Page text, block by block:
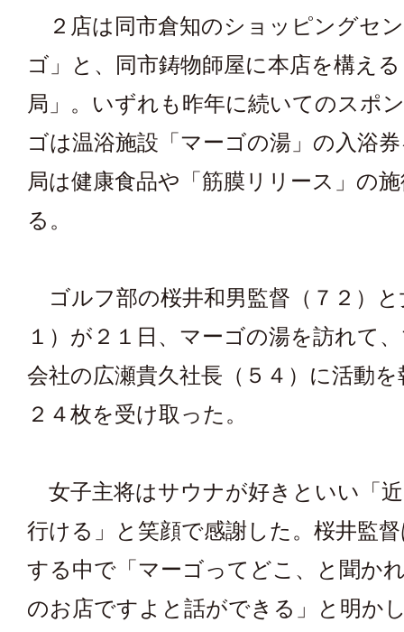
２店は同市倉知のショッピングセ
ゴ」と、同市鋳物師屋に本店を構え
局」。いずれも昨年に続いてのスポ
ゴは温浴施設「マーゴの湯」の入浴
局は健康食品や「筋膜リリース」の
る。
ゴルフ部の桜井和男監督（７２）と
１）が２１日、マーゴの湯を訪れて
会社の広瀬貴久社長（５４）に活動
２４枚を受け取った。
女子主将はサウナが好きといい「
行ける」と笑顔で感謝した。桜井監
する中で「マーゴってどこ、と聞か
のお店ですよと話ができる」と明か